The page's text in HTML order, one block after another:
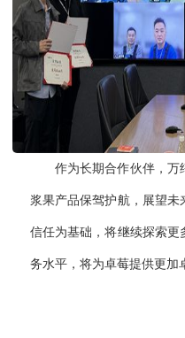
作为长期合作伙伴，万
浆果产品保驾护航，展望
信任为基础，将继续探索更
务水平，将为卓莓提供更加